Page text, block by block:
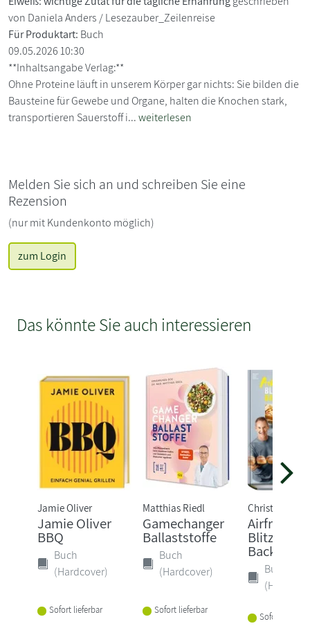
von Daniela Anders / Lesezauber_Zeilenreise
Für Produktart: Buch
09.05.2026 10:30
**Inhaltsangabe Verlag:**
Ohne Proteine läuft in unserem Körper gar nichts: Sie bilden die
Bausteine für Gewebe und Organe, halten die Knochen stark,
transportieren Sauerstoff i...weiterlesen
Melden Sie sich an und schreiben Sie eine
Rezension
(nur mit Kundenkonto möglich)
zum Login
Das könnte Sie auch interessieren
Jamie Oliver
Jamie Oliver
BBQ
Buch
(Hardcover)
Sofort lieferbar
Matthias Riedl
Gamechanger
Ballaststoffe
Buch
(Hardcover)
Sofort lieferbar
Christian
Airfryer-
Backen
Buch
Sofort